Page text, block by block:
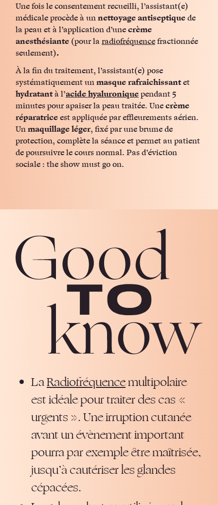
Une fois le consentement recueilli, l’assistant(e)
médicale procède à unnettoyage antiseptiquede
la peau et à l’application d’unecrème
anesthésiante (pour laradiofréquencefractionnée
seulement).
À la fin du traitement, l’assistant(e) pose
systématiquement unmasque rafraichissantet
hydratantà l’acide hyaluroniquependant 5
minutes pour apaiser la peau traitée. Unecrème
réparatriceest appliquée par effleurements aérien.
Unmaquillage léger, fixé par une brume de
protection, complète la séance et permet au patient
de poursuivre le cours normal. Pas d’éviction
sociale : the show must go on.
LaRadiofréquencemultipolaire
est idéale pour traiter des cas «
urgents ». Une irruption cutanée
avant un évènement important
pourra par exemple être maîtrisée,
jusqu’à cautériser les glandes
cépacées.